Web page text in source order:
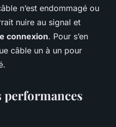
n’est endommagé ou
nuire au signal et
connexion. Pour s’en
câble un à un pour